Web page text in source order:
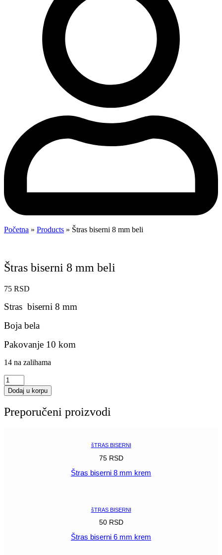
Početna » Products » Štras biserni 8 mm beli
Štras biserni 8 mm beli
75 RSD
Stras biserni 8 mm
Boja bela
Pakovanje 10 kom
14 na zalihama
Štras
biserni
8
beli
Dodaj u korpu
Preporučeni proizvodi
šTRAS BISERNI
75 RSD
Štras biserni 8 mm krem
šTRAS BISERNI
50 RSD
Štras biserni 6 mm krem